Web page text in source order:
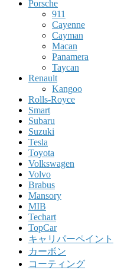
Porsche
911
Cayenne
Cayman
Macan
Panamera
Taycan
Renault
Kangoo
Rolls-Royce
Smart
Subaru
Suzuki
Tesla
Toyota
Volkswagen
Volvo
Brabus
Mansory
MIB
Techart
TopCar
キャリパーペイント
カーボン
コーティング